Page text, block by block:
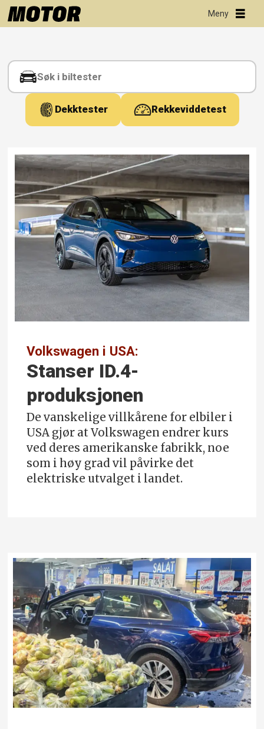
Tag:
id4
Dekktester Rekkeviddetest
Volkswagen i USA:
Stanser ID.4-
produksjonen
De vanskelige villkårene for elbiler i
USA gjør at Volkswagen endrer kurs
ved deres amerikanske fabrikk, noe
som i høy grad vil påvirke det
elektriske utvalget i landet.